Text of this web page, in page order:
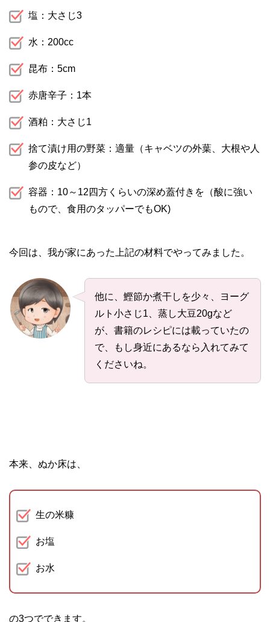
塩：大さじ3
水：200cc
昆布：5cm
赤唐辛子：1本
酒粕：大さじ1
捨て漬け用の野菜：適量（キャベツの外葉、大根や人
参の皮など）
容器：10～12四方くらいの深め蓋付きを（酸に強い
もので、食用のタッパーでもOK)
今回は、我が家にあった上記の材料でやってみました。
他に、鰹節か煮干しを少々、ヨーグ
ルト小さじ1、蒸し大豆20gなど
が、書籍のレシピには載っていたの
で、もし身近にあるなら入れてみて
くださいね。
本来、ぬか床は、
生の米糠
お塩
お水
の3つでできます。